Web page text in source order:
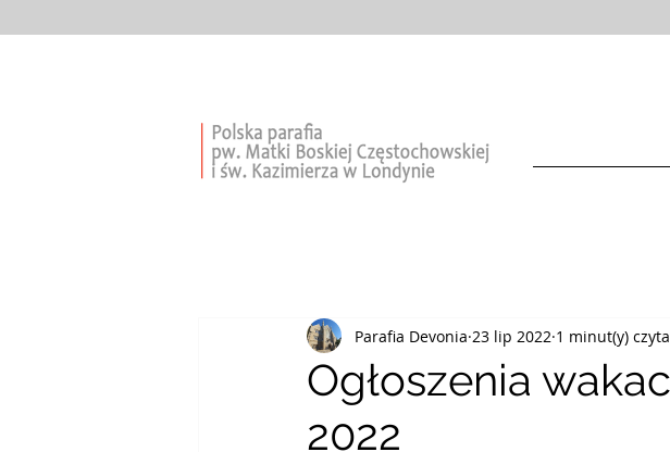
Ogłoszenia
2022
Parafia Devonia 23 lip 2022 1 minut(y)